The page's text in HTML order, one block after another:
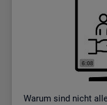
Warum sind nicht